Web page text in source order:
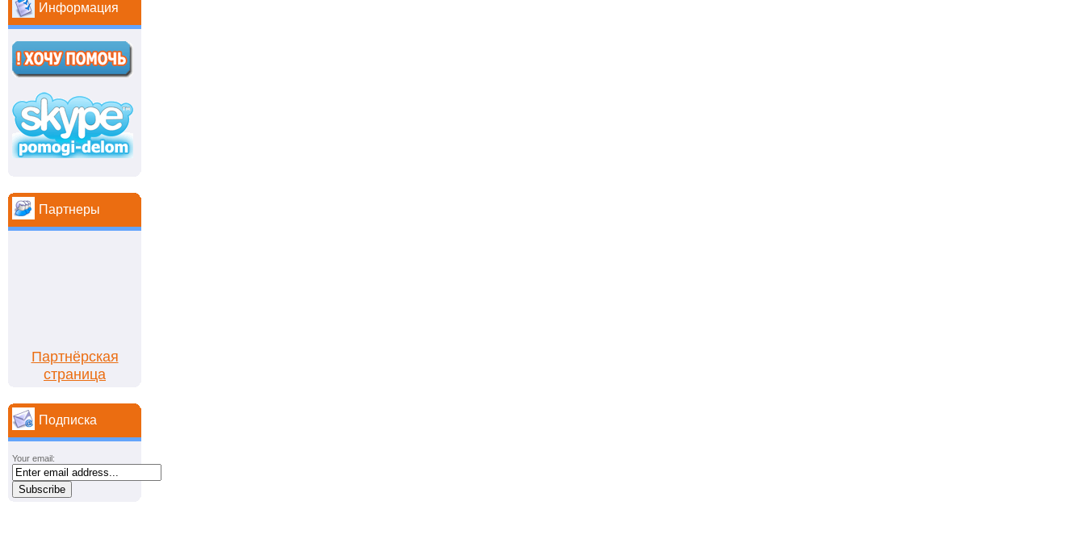
Информация
Партнеры
Партнёрская
страница
Подписка
Your email: